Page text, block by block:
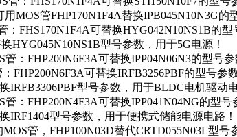
MOS管FHP170N1F4A替换IPB045N10N3G的
：FHS170N1F4A可替换HYG042N10NS1B的型
HYG045N10NS1B型号参数，用于5G电源！
：FHP200N6F3A可替换IPP04N06N3的型号参
FHP200N6F3A可替换IRFB3256PBF的型号参数
IRFB3306PBF型号参数，用于BLDC电机驱动
：FHP200N4F3A可替换IPP041N04NG的型号
IRF1404型号参数，用于便携式储能电源电路！
管，FHP100N03D替代CRTD055N03L型号